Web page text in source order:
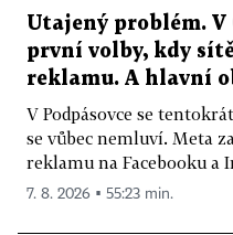
Utajený problém. V
první volby, kdy
reklamu. A hlavní
V Podpásovce se
se vůbec nemluví. Meta
reklamu na Facebooku a
7. 8. 2026 ▪ 55:23 min.